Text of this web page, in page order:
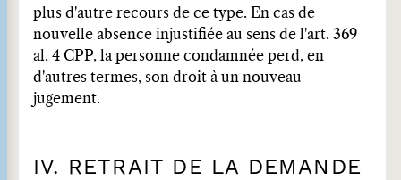
plus d'autre recours de ce type. En cas de
nouvelle absence injustifiée au sens de l'art. 369
al. 4 CPP, la personne condamnée perd, en
d'autres termes, son droit à un nouveau
jugement.
IV. RETRAIT DE LA DEMANDE